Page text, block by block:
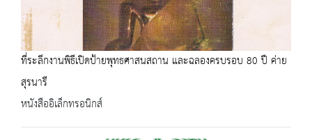
ที่ระลึกงานพิธีเปิดป้ายพุทธศาสนสถาน และฉลองครบรอบ 80 ปี ค่าย
สุรนารี
หนังสืออิเล็กทรอนิกส์